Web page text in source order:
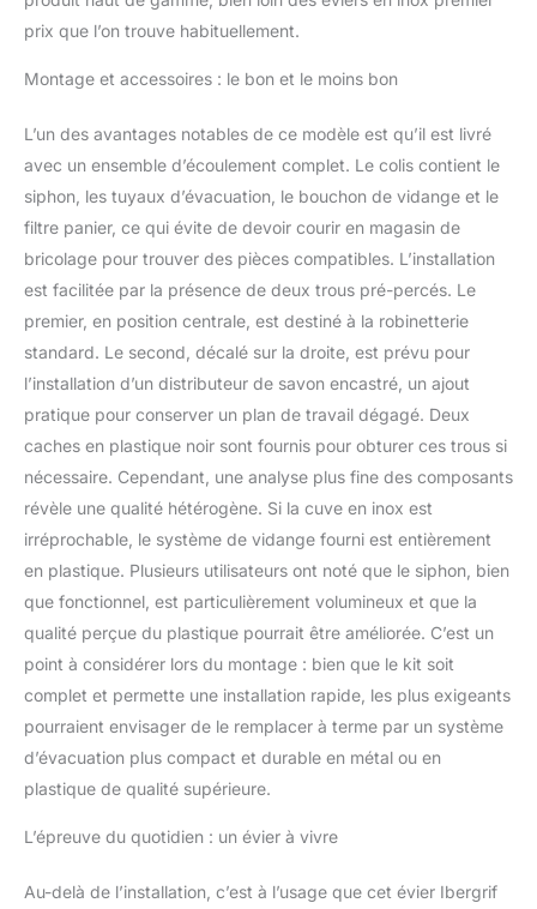
prix que l’on trouve habituellement.
Montage et accessoires : le bon et le moins bon
L’un des avantages notables de ce modèle est qu’il est livré
avec un ensemble d’écoulement complet. Le colis contient le
siphon, les tuyaux d’évacuation, le bouchon de vidange et le
filtre panier, ce qui évite de devoir courir en magasin de
bricolage pour trouver des pièces compatibles. L’installation
est facilitée par la présence de deux trous pré-percés. Le
premier, en position centrale, est destiné à la robinetterie
standard. Le second, décalé sur la droite, est prévu pour
l’installation d’un distributeur de savon encastré, un ajout
pratique pour conserver un plan de travail dégagé. Deux
caches en plastique noir sont fournis pour obturer ces trous si
nécessaire. Cependant, une analyse plus fine des composants
révèle une qualité hétérogène. Si la cuve en inox est
irréprochable, le système de vidange fourni est entièrement
en plastique. Plusieurs utilisateurs ont noté que le siphon, bien
que fonctionnel, est particulièrement volumineux et que la
qualité perçue du plastique pourrait être améliorée. C’est un
point à considérer lors du montage : bien que le kit soit
complet et permette une installation rapide, les plus exigeants
pourraient envisager de le remplacer à terme par un système
d’évacuation plus compact et durable en métal ou en
plastique de qualité supérieure.
L’épreuve du quotidien : un évier à vivre
Au-delà de l’installation, c’est à l’usage que cet évier Ibergrif